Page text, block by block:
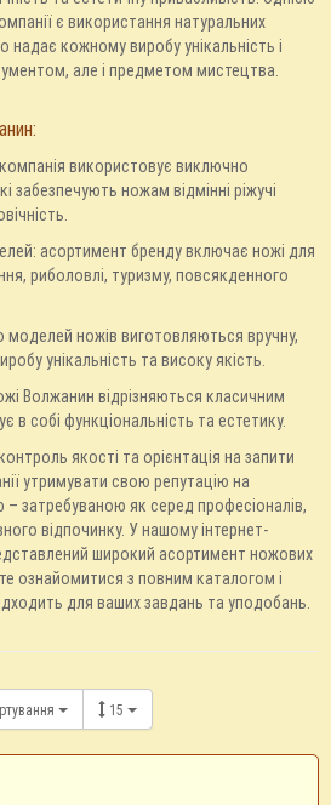
є використання натуральних
надає кожному виробу унікальність і
але і предметом мистецтва.
використовує виключно
забезпечують ножам відмінні ріжучі
асортимент бренду включає ножі для
риболовлі, туризму, повсякденного
моделей ножів виготовляються вручну,
унікальність та високу якість.
Волжанин відрізняються класичним
собі функціональність та естетику.
якості та орієнтація на запити
утримувати свою репутацію на
– затребуваною як серед професіоналів,
відпочинку. У нашому інтернет-
широкий асортимент ножових
ознайомитися з повним каталогом і
для ваших завдань та уподобань.
15